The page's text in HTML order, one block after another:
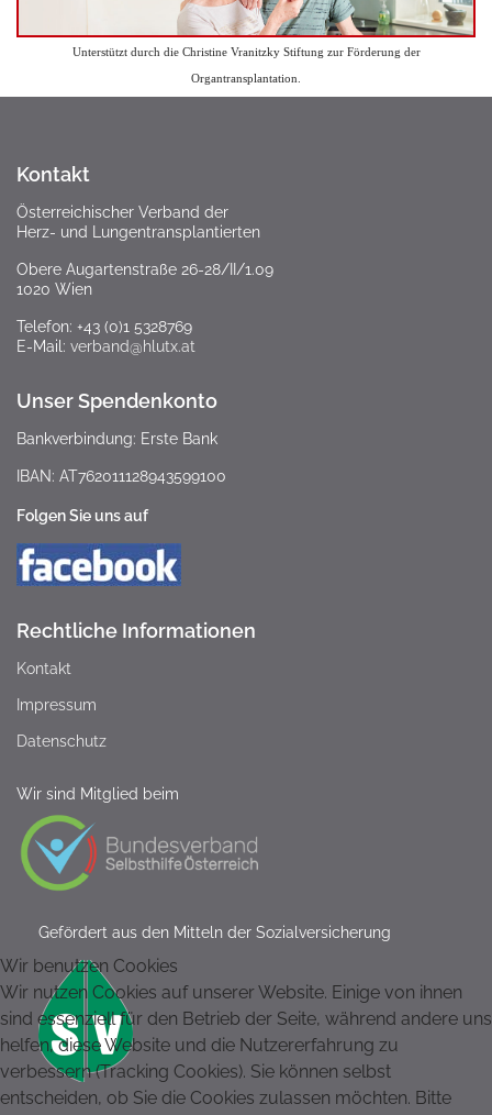
Unterstützt durch die Christine Vranitzky Stiftung zur Förderung der
Organtransplantation.
Kontakt
Österreichischer Verband der
Herz- und Lungentransplantierten
Obere Augartenstraße 26-28/II/1.09
1020 Wien
Telefon: +43 (0)1 5328769
E-Mail: verband@hlutx.at
Unser Spendenkonto
Bankverbindung: Erste Bank
IBAN: AT762011128943599100
Folgen Sie uns auf
Rechtliche Informationen
Kontakt
Impressum
Datenschutz
Wir sind Mitglied beim
Gefördert aus den Mitteln der Sozialversicherung
Wir benutzen Cookies
Wir nutzen Cookies auf unserer Website. Einige von ihnen
sind essenziell für den Betrieb der Seite, während andere uns
helfen, diese Website und die Nutzererfahrung zu
verbessern (Tracking Cookies). Sie können selbst
entscheiden, ob Sie die Cookies zulassen möchten. Bitte